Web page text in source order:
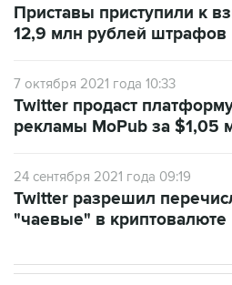
Приставы приступили к
12,9 млн рублей штрафов
7 октября 2021 года 10:33
Twitter продаст
рекламы MoPub за $1,05
24 сентября 2021 года 09:19
Twitter разрешил
"чаевые" в криптовалюте